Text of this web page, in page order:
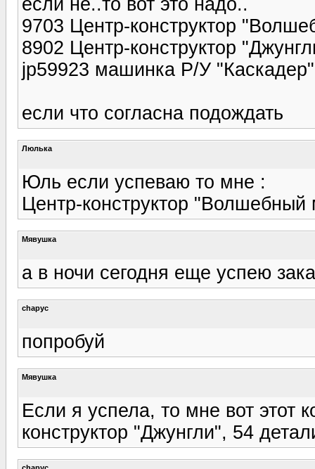
9703 Центр-конструктор
8902 Центр-конструктор
jp59923 машинка Р/У
если что согласна подождать
Люлька
Юль если успеваю то мне :
Центр-конструктор
Мявушка
а в ночи сегодня еще успею
chapyc
попробуй
Мявушка
Если я успела, то мне вот этот
конструктор "Джунгли", 54